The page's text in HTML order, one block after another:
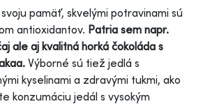
pamäť, skvelými potravinami sú
antioxidantov. Patria sem napr.
ale aj kvalitná horká čokoláda s
Výborné sú tiež jedlá s
kyselinami a zdravými tukmi, ako
konzumáciu jedál s vysokým